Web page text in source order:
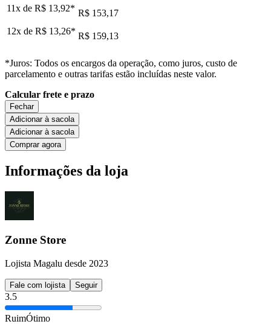
11x de R$ 13,92* R$ 153,17
12x de R$ 13,26* R$ 159,13
*Juros: Todos os encargos da operação, como juros, custo de
parcelamento e outras tarifas estão incluídas neste valor.
Calcular frete e prazo
Fechar
Adicionar à sacola
Adicionar à sacola
Comprar agora
Informações da loja
Zonne Store
Lojista Magalu desde 2023
Fale com lojista Seguir
3.5
RuimÓtimo